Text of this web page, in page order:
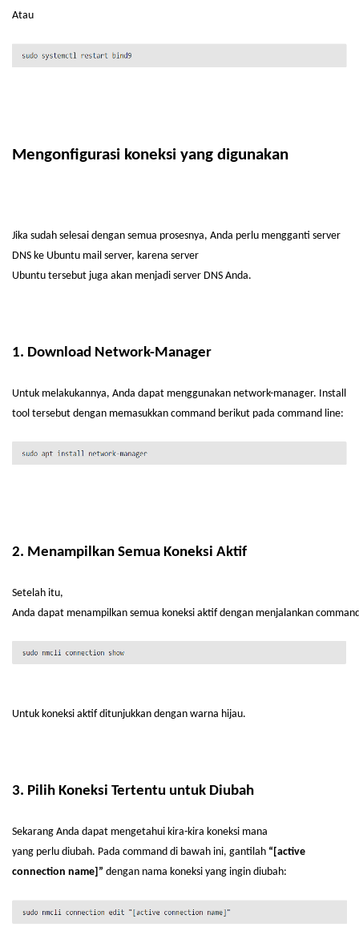
Atau
Mengonfigurasi koneksi yang digunakan
Jika sudah selesai dengan semua prosesnya, Anda perlu mengganti server
DNS ke Ubuntu mail server, karena server
Ubuntu tersebut juga akan menjadi server DNS Anda.
1. Download Network-Manager
Untuk melakukannya, Anda dapat menggunakan network-manager. Install
tool tersebut dengan memasukkan command berikut pada command line:
2. Menampilkan Semua Koneksi Aktif
Setelah itu,
Anda dapat menampilkan semua koneksi aktif dengan menjalankan
Untuk koneksi aktif ditunjukkan dengan warna hijau.
3. Pilih Koneksi Tertentu untuk Diubah
Sekarang Anda dapat mengetahui kira-kira koneksi mana
yang perlu diubah. Pada command di bawah ini, gantilah “[active
connection name]” dengan nama koneksi yang ingin diubah: